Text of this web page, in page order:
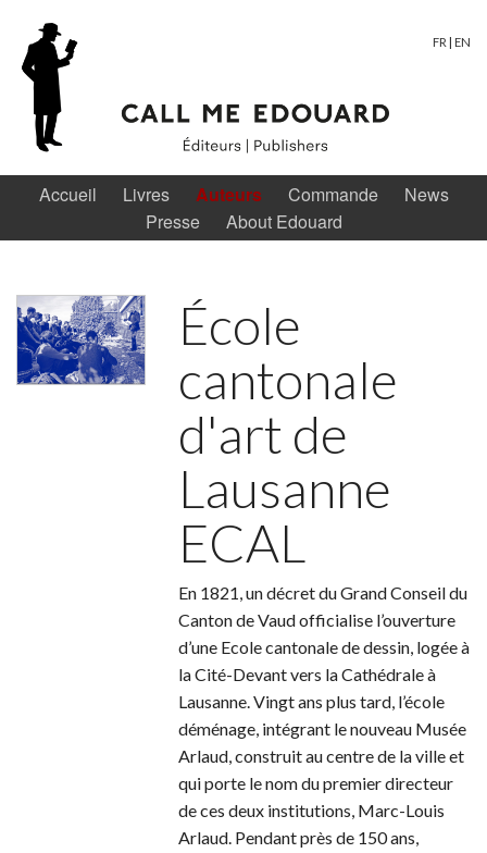
FR | EN
Accueil Livres Auteurs Commande
News
Presse
About Edouard
École
cantonale
d'art de
Lausanne
ECAL
En 1821, un décret du Grand Conseil du
Canton de Vaud officialise l’ouverture
d’une Ecole cantonale de dessin, logée à
la Cité-Devant vers la Cathédrale à
Lausanne. Vingt ans plus tard, l’école
déménage, intégrant le nouveau Musée
Arlaud, construit au centre de la ville et
qui porte le nom du premier directeur
de ces deux institutions, Marc-Louis
Arlaud. Pendant près de 150 ans,